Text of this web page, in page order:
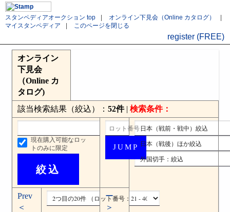
スタンペディアオークション top オンライン下見会（Online カタログ）
マイスタンペディア
このページを閉じる
register (FREE)
オンライン
下見会
（Online カ
タログ)
該当検索結果（絞込）： 52件| 検索条件：
現在購入可能なロッ
トのみに限定
Prev
＜
ー
＞